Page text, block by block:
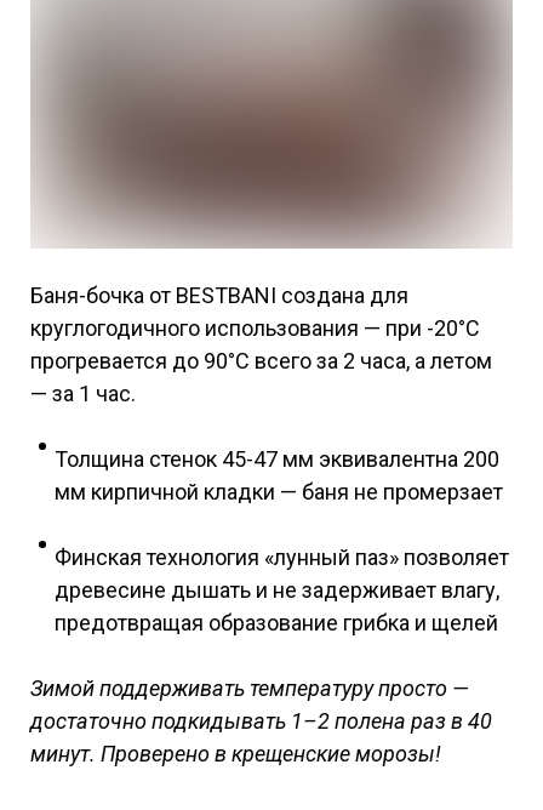
Баня-бочка от BESTBANI создана для
круглогодичного использования — при -20°C
прогревается до 90°C всего за 2 часа, а летом
— за 1 час.
Толщина стенок 45-47 мм эквивалентна 200
мм кирпичной кладки — баня не промерзает
Финская технология «лунный паз» позволяет
древесине дышать и не задерживает влагу,
предотвращая образование грибка и щелей
Зимой поддерживать температуру просто —
достаточно подкидывать 1–2 полена раз в 40
минут. Проверено в крещенские морозы!